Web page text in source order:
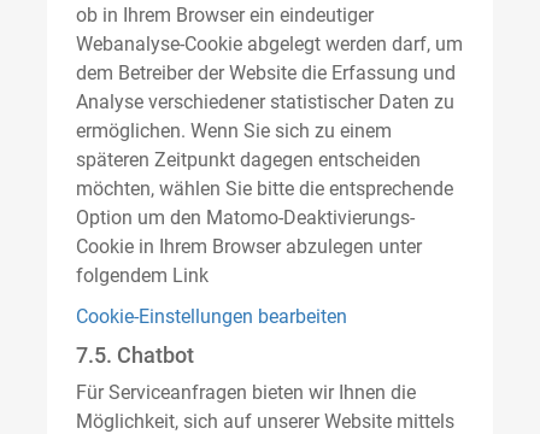
ob in Ihrem Browser ein eindeutiger
Webanalyse-Cookie abgelegt werden darf, um
dem Betreiber der Website die Erfassung und
Analyse verschiedener statistischer Daten zu
ermöglichen. Wenn Sie sich zu einem
späteren Zeitpunkt dagegen entscheiden
möchten, wählen Sie bitte die entsprechende
Option um den Matomo-Deaktivierungs-
Cookie in Ihrem Browser abzulegen unter
folgendem Link
Cookie-Einstellungen bearbeiten
7.5. Chatbot
Für Serviceanfragen bieten wir Ihnen die
Möglichkeit, sich auf unserer Website mittels